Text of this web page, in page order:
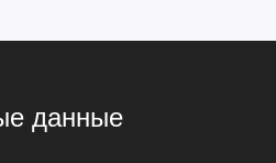
данные